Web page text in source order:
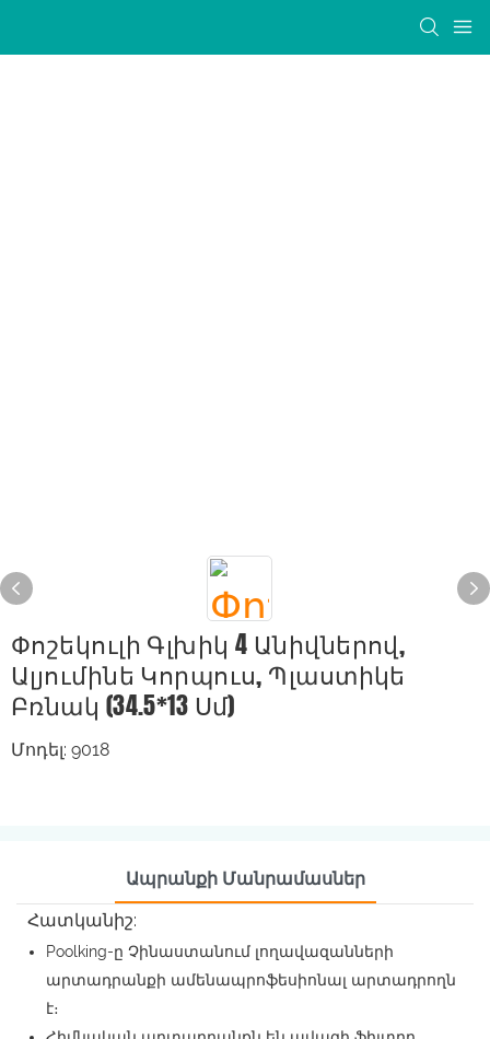
Փոշեկուլի Գլխիկ 4 Անիվներով,
Ալյումինե Կորպուս, Պլաստիկե
Բռնակ (34.5*13 Սմ)
Մոդել: 9018
Ապրանքի Մանրամասներ
Հատկանիշ:
Poolking-ը Չինաստանում լողավազանների
արտադրանքի ամենապրոֆեսիոնալ արտադրողն
է։